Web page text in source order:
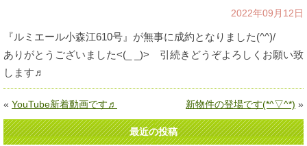
2022年09月12日
『ルミエール小森江610号』が無事に成約となりました(^^)/
ありがとうございました<(_ _)> 引続きどうぞよろしくお願い致
します♬
« YouTube新着動画です♬ 新物件の登場です(*^▽^*) »
最近の投稿